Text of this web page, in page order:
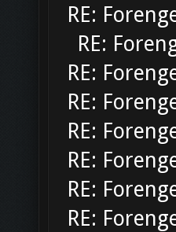
RE:
RE:
RE:
RE:
RE:
RE:
RE:
RE: